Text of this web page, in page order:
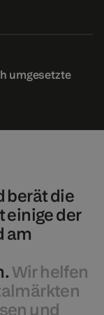
umgesetzte
berät die
einige der
am
Wir helfen
und